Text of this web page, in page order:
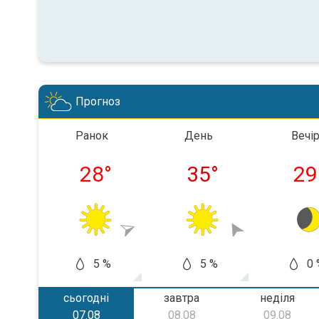
Прогноз
Ранок
28°
5 %
День
35°
5 %
Вечір
29
0
сьогодні
07.08
завтра
08.08
неділя
09.08